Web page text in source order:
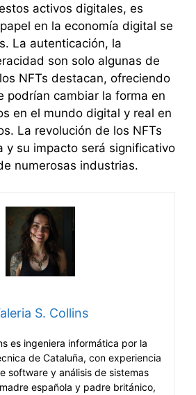
activos digitales, es
en la economía digital se
La autenticación, la
son solo algunas de
NFTs destacan, ofreciendo
podrían cambiar la forma en
en el mundo digital y real en
La revolución de los NFTs
y su impacto será significativo
numerosas industrias.
S. Collins
es ingeniera informática por la
de Cataluña, con experiencia
software y análisis de sistemas
española y padre británico,